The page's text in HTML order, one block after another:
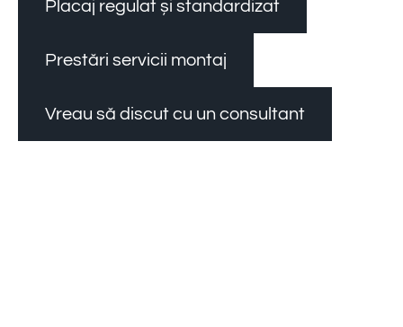
Placaj regulat și standardizat
Prestări servicii montaj
Vreau să discut cu un consultant